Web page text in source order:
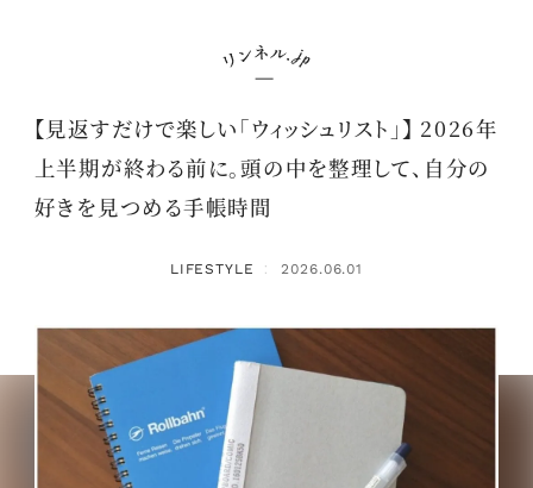
【見返すだけで楽しい「ウィッシュリスト」】 2026年
上半期が終わる前に。頭の中を整理して、自分の
好きを見つめる手帳時間
LIFESTYLE ： 2026.06.01